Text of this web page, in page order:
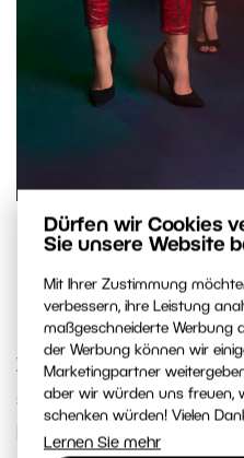
Dürfen wir Cookies
Sie unsere Website
Mit Ihrer Zustimmung
verbessern, ihre Leistung
maßgeschneiderte Werbung
der Werbung können wir
Marketingpartner
aber wir würden uns freuen,
schenken würden! Vielen
Lernen Sie mehr
Canon 6D, Tamron 24 – 70
Vaculíková,
Zum Beispiel bei diesem
sechs Assistenten. Zwei
Papierhintergrund